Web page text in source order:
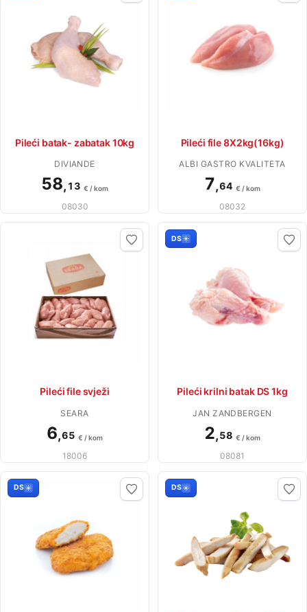
Pileći batak- zabatak 10kg
DIVIANDE
58, 13 € / kom
08030
Pileći file 8X2kg(16kg)
ALBI GASTRO KVALITETA
7,64 € / kom
08032
Pileći file svježi
SEARA
6,65 € / kom
18006
DS
Pileći krilni batak DS 1kg
JAN ZANDBERGEN
2,58 € / kom
08081
DS DS